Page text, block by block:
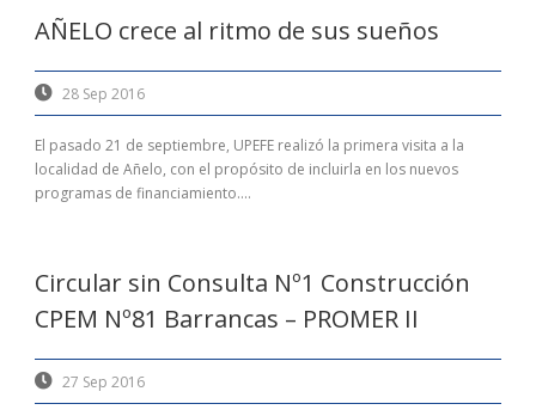
AÑELO crece al ritmo de sus sueños
28 Sep 2016
El pasado 21 de septiembre, UPEFE realizó la primera visita a la
localidad de Añelo, con el propósito de incluirla en los nuevos
programas de financiamiento....
Circular sin Consulta Nº1 Construcción
CPEM Nº81 Barrancas – PROMER II
27 Sep 2016